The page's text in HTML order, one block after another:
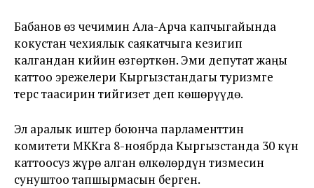
Бабанов өз чечимин Ала-Арча капчыгайында
кокустан чехиялык саякатчыга кезигип
калгандан кийин өзгөрткөн. Эми депутат жаңы
каттоо эрежелери Кыргызстандагы туризмге
терс таасирин тийгизет деп көшөрүүдө.
Эл аралык иштер боюнча парламенттин
комитети МККга 8-ноябрда Кыргызстанда 30 күн
каттоосуз жүрө алган өлкөлөрдүн тизмесин
сунуштоо тапшырмасын берген.